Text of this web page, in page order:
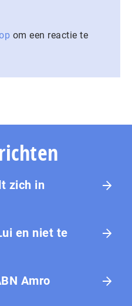
om een reactie te
zich in
en niet te
Amro